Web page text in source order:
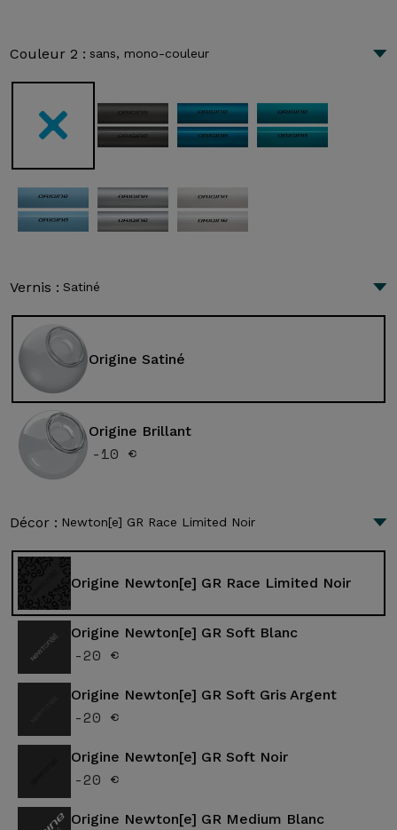
Couleur 2 : sans, mono-couleur
Vernis : Satiné
Origine Satiné
Origine Brillant
-10 €
Décor : Newton[e] GR Race Limited Noir
Origine Newton[e] GR Race Limited Noir
Origine Newton[e] GR Soft Blanc
-20 €
Origine Newton[e] GR Soft Gris Argent
-20 €
Origine Newton[e] GR Soft Noir
-20 €
Origine Newton[e] GR Medium Blanc